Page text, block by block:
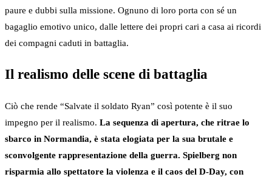
paure e dubbi sulla missione. Ognuno di loro porta con sé un
bagaglio emotivo unico, dalle lettere dei propri cari a casa ai ricordi
dei compagni caduti in battaglia.
Il realismo delle scene di battaglia
Ciò che rende “Salvate il soldato Ryan” così potente è il suo
impegno per il realismo. La sequenza di apertura, che ritrae lo
sbarco in Normandia, è stata elogiata per la sua brutale e
sconvolgente rappresentazione della guerra. Spielberg non
risparmia allo spettatore la violenza e il caos del D-Day, con